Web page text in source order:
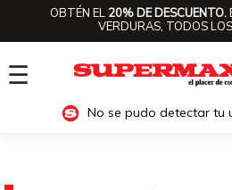
OBTÉN EL 20% DE DESCUENTO.
VERDURAS, TODOS
☰
No se pudo detectar tu